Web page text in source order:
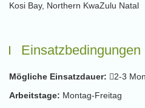
Kosi Bay, Northern KwaZulu Natal
Einsatzbedingungen
Mögliche Einsatzdauer: 2-3
Arbeitstage: Montag-Freitag